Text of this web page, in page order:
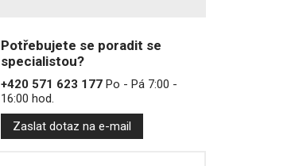
Potřebujete se poradit se
specialistou?
+420 571 623 177Po - Pá 7:00 -
16:00 hod.
Zaslat dotaz na e-mail